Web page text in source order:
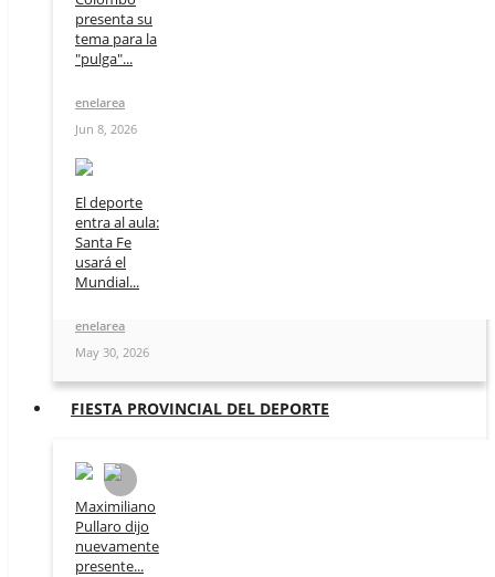
presenta su
tema para la
"pulga"...
enelarea
Jun 8, 2026
El deporte
entra al aula:
Santa Fe
usará el
Mundial...
enelarea
May 30, 2026
FIESTA PROVINCIAL DEL DEPORTE
Maximiliano
Pullaro dijo
nuevamente
presente...